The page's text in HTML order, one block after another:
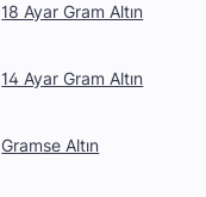
18 Ayar Gram Altın
14 Ayar Gram Altın
Gramse Altın